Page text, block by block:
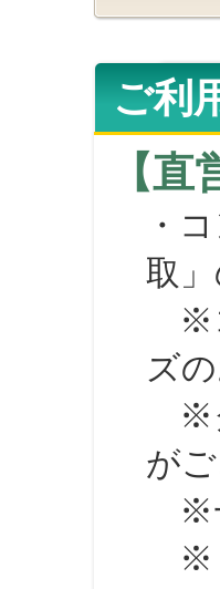
ご利
【
・コ
取
※コ
ズ
※ク
がご
※一
※「